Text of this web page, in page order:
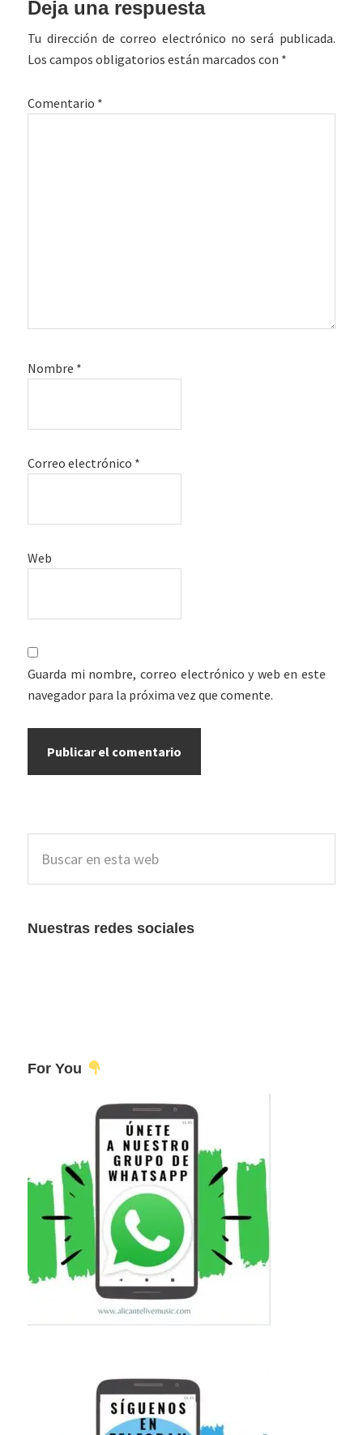
con
los
Deja una respuesta
Tu dirección de correo electrónico no será publicada.
Los campos obligatorios están marcados con *
Comentario *
Nombre *
Correo electrónico *
Web
Guarda mi nombre, correo electrónico y web en este
navegador para la próxima vez que comente.
Barra
lateral
esta
Nuestras redes sociales
For You